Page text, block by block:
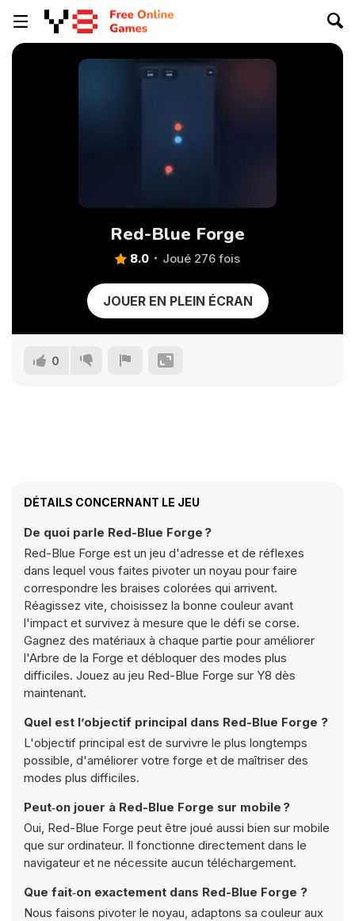
Red-Blue Forge
8.0 Joué 276 fois
JOUER EN PLEIN ÉCRAN
0
DÉTAILS CONCERNANT LE JEU
De quoi parle Red-Blue Forge ?
Red-Blue Forge est un jeu d'adresse et de réflexes
dans lequel vous faites pivoter un noyau pour faire
correspondre les braises colorées qui arrivent.
Réagissez vite, choisissez la bonne couleur avant
l'impact et survivez à mesure que le défi se corse.
Gagnez des matériaux à chaque partie pour améliorer
l'Arbre de la Forge et débloquer des modes plus
difficiles. Jouez au jeu Red-Blue Forge sur Y8 dès
maintenant.
Quel est l’objectif principal dans Red-Blue Forge ?
L'objectif principal est de survivre le plus longtemps
possible, d'améliorer votre forge et de maîtriser des
modes plus difficiles.
Peut‑on jouer à Red-Blue Forge sur mobile ?
Oui, Red-Blue Forge peut être joué aussi bien sur mobile
que sur ordinateur. Il fonctionne directement dans le
navigateur et ne nécessite aucun téléchargement.
Que fait‑on exactement dans Red-Blue Forge ?
Nous faisons pivoter le noyau, adaptons sa couleur aux